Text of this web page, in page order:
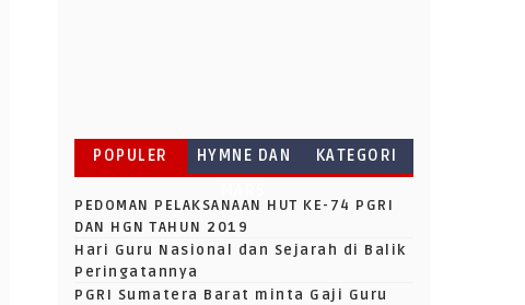
POPULER
HYMNE DAN
KATEGORI
PEDOMAN PELAKSANAAN HUT KE-74 PGRI
DAN HGN TAHUN 2019
Hari Guru Nasional dan Sejarah di Balik
Peringatannya
PGRI Sumatera Barat minta Gaji Guru